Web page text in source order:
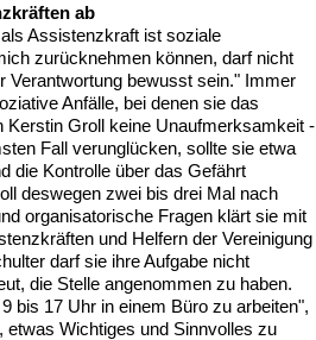
ab
Assistenzkraft ist soziale
zurücknehmen können, darf nicht
Verantwortung bewusst sein." Immer
Anfälle, bei denen sie das
Groll keine Unaufmerksamkeit -
Fall verunglücken, sollte sie etwa
die Kontrolle über das Gefährt
deswegen zwei bis drei Mal nach
organisatorische Fragen klärt sie mit
und Helfern der Vereinigung
darf sie ihre Aufgabe nicht
die Stelle angenommen zu haben.
bis 17 Uhr in einem Büro zu arbeiten",
etwas Wichtiges und Sinnvolles zu